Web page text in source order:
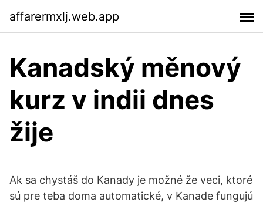
affarermxlj.web.app
Kanadský měnový
kurz v indii dnes
žije
Ak sa chystáš do Kanady je možné že veci, ktoré
sú pre teba doma automatické, v Kanade fungujú